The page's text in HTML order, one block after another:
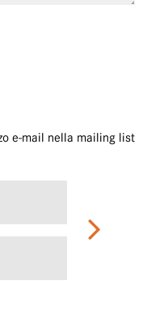
e-mail nella mailing list